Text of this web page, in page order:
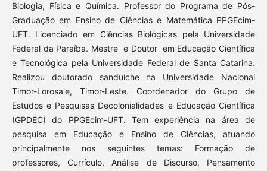
Biologia, Física e Química. Professor do Programa de Pós-
Graduação em Ensino de Ciências e Matemática PPGEcim-
UFT. Licenciado em Ciências Biológicas pela Universidade
Federal da Paraíba. Mestre e Doutor em Educação Científica
e Tecnológica pela Universidade Federal de Santa Catarina.
Realizou doutorado sanduíche na Universidade Nacional
Timor-Lorosa'e, Timor-Leste. Coordenador do Grupo de
Estudos e Pesquisas Decolonialidades e Educação Científica
(GPDEC) do PPGEcim-UFT. Tem experiência na área de
pesquisa em Educação e Ensino de Ciências, atuando
principalmente nos seguintes temas: Formação de
professores, Currículo, Análise de Discurso, Pensamento